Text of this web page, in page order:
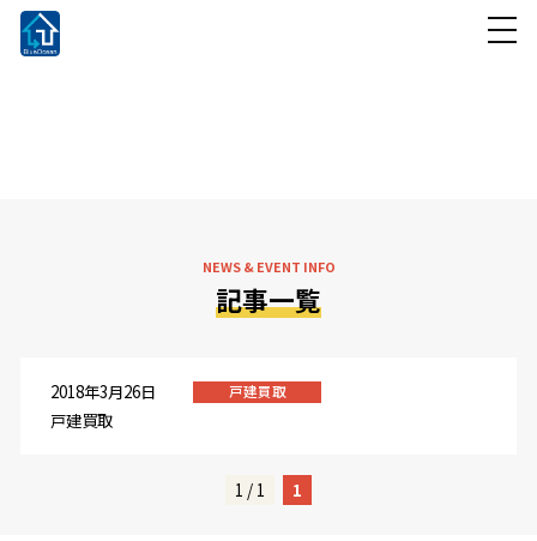
NEWS & EVENT INFO
記事一覧
2018年3月26日 戸建買取
戸建買取
1 / 1 1